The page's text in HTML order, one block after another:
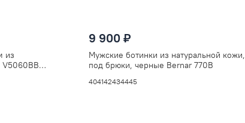
из
V5060BB
9 900 ₽
Мужские ботинки из натуральной кожи,
под брюки, черные Bernar 770B
404142434445